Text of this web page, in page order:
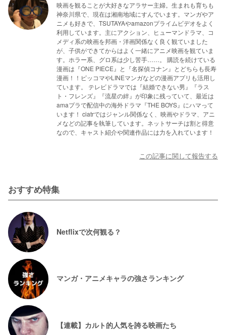
映画を観ることが大好きなアラサー主婦。生まれも育ちも
神奈川県で、現在は湘南地域にすんでいます。マンガやア
ニメも好きで、TSUTAYAやamazonプライムビデオをよく
利用しています。主にアクション、ヒューマンドラマ、コ
メディ系の映画を邦画・洋画関係なく良く観ていました
が、子供ができてからはよく一緒にアニメ映画を観ていま
す。ホラー系、グロ系は少し苦手……。 購読を続けている
漫画は『ONE PIECE』と『名探偵コナン』とどちらも長寿
漫画！！ピッコマやLINEマンガなどの漫画アプリも活用し
ています。 テレビドラマでは『結婚できない男』『ラス
ト・フレンズ』『流星の絆』が印象に残っていて、最近は
amaプラで配信中の海外ドラマ『THE BOYS』にハマって
います！ ciatrではジャンル関係なく、映画やドラマ、アニ
メなどの記事を執筆しています。ネットサーチは割と得意
なので、キャスト紹介や関連作品には力を入れています！
この記事に関して報告する
おすすめ特集
Netflixで次何観る？
マンガ・アニメキャラの強さランキング
【連載】カルト的人気を誇る映画たち